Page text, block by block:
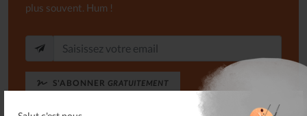
plus souvent. Hum !
S'ABONNER GRATUITEMENT